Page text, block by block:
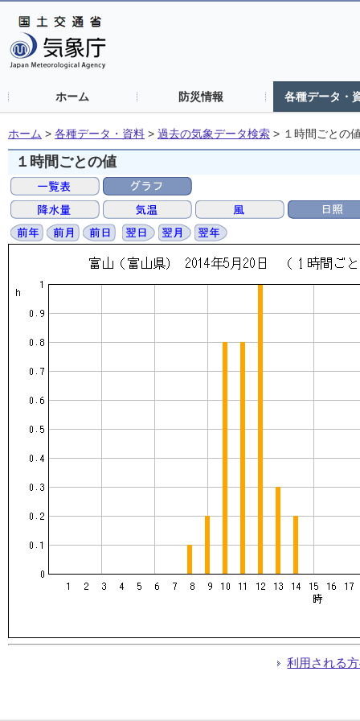
ホーム 防災情報 各種データ・
ホーム > 各種データ・資料 > 過去の気象データ検索 > １時間ごとの
１時間ごとの値
利用される